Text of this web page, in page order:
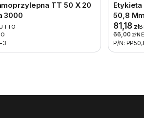
TT 50 X 20
3000
3
50,8
81,18 zł
66,00 zł
P/N: